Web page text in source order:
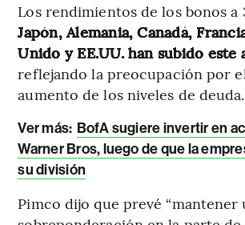
Los rendimientos de los bonos a
Japón, Alemania, Canadá,
Unido y EE.UU. han subido este
reflejando la preocupación por
aumento de los niveles de deuda.
Ver más: BofA sugiere invertir en
Warner Bros, luego de que la
su división
Pimco dijo que prevé “mantener